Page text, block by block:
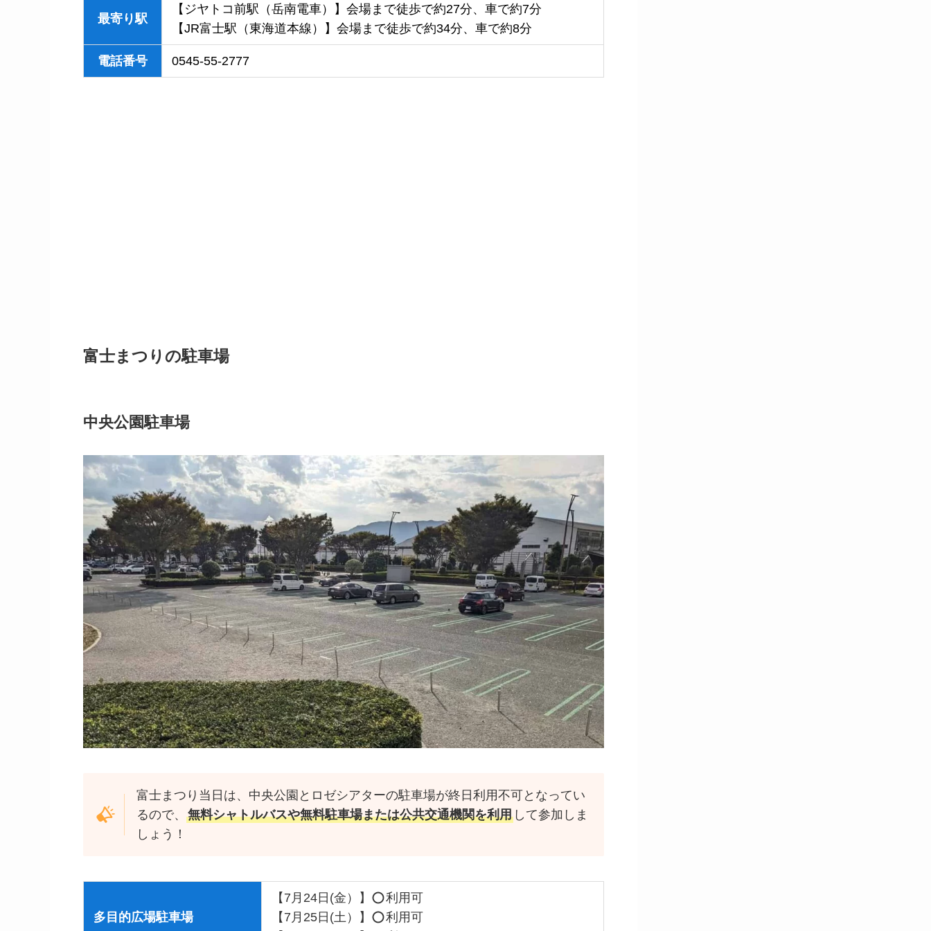
最寄り駅
【ジヤトコ前駅（岳南電車）】会場まで徒歩で約27分、車で約7分
【JR富士駅（東海道本線）】会場まで徒歩で約34分、車で約8分
電話番号 0545-55-2777
富士まつりの駐車場
中央公園駐車場
富士まつり当日は、中央公園とロゼシアターの駐車場が終日利用不可となってい
るので、 無料シャトルバスや無料駐車場または公共交通機関を利用して参加しま
しょう！
多目的広場駐車場
【7月24日(金）】
利用可
【7月25日(土）】
利用可